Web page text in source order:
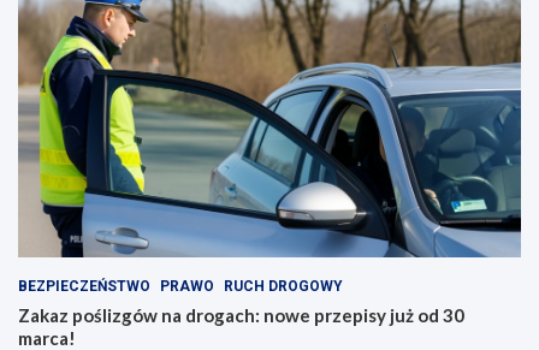
BEZPIECZEŃSTWO PRAWO RUCH DROGOWY
Zakaz poślizgów na drogach: nowe przepisy już od 30
marca!